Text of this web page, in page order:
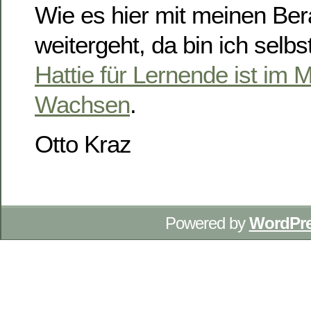
Wie es hier mit meinen
weitergeht, da bin ich
Hattie für Lernende ist im
Wachsen.
Otto Kraz
Powered by